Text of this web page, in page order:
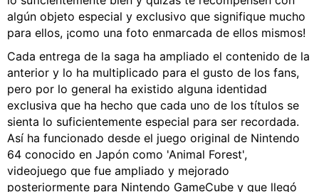
algún objeto especial y exclusivo que signifique mucho
para ellos, ¡como una foto enmarcada de ellos mismos!
Cada entrega de la saga ha ampliado el contenido de la
anterior y lo ha multiplicado para el gusto de los fans,
pero por lo general ha existido alguna identidad
exclusiva que ha hecho que cada uno de los títulos se
sienta lo suficientemente especial para ser recordada.
Así ha funcionado desde el juego original de Nintendo
64 conocido en Japón como 'Animal Forest',
videojuego que fue ampliado y mejorado
posteriormente para Nintendo GameCube y que llegó